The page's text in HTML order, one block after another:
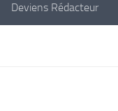
Deviens Rédacteur